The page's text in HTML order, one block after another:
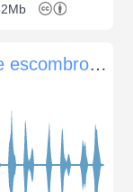
Caminando con los pies sobre escombros de piedra